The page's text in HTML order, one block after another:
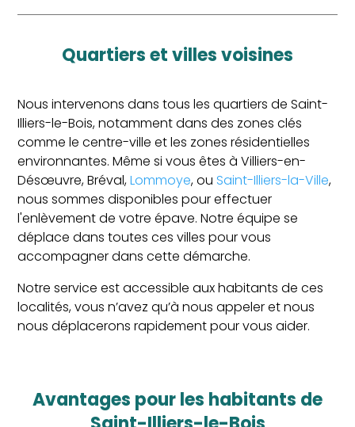
quartiers et villes voisines
Nous intervenons dans tous les quartiers de Saint-
Illiers-le-Bois, notamment dans des zones clés
comme le centre-ville et les zones résidentielles
environnantes. Même si vous êtes à Villiers-en-
Désœuvre, Bréval,Lommoye, ou Saint-Illiers-la-Ville,
nous sommes disponibles pour effectuer
l'enlèvement de votre épave. Notre équipe se
déplace dans toutes ces villes pour vous
accompagner dans cette démarche.
Notre service est accessible aux habitants de ces
localités, vous n’avez qu’à nous appeler et nous
nous déplacerons rapidement pour vous aider.
avantages pour les habitants de